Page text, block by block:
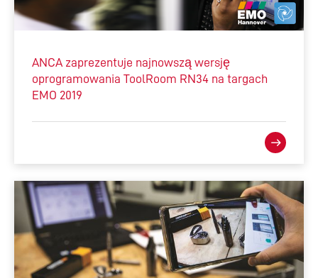
ANCA zaprezentuje najnowszą wersję
oprogramowania ToolRoom RN34 na targach
EMO 2019